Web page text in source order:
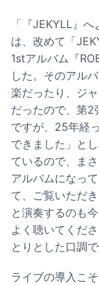
「『JEKYLL』
は、改めて「
1stアルバム『
した。そのアル
楽だったり、ジ
だったので、第2
ですが、25年経
できました」と
ているので、ま
アルバムになっ
て、ご覧いただ
と演奏するのも
よく聴いてくだ
とりとした口調
ライブの導入こ